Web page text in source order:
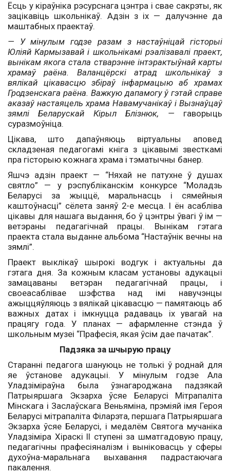
Ёсць у кіраўніка рэсурснага цэнтра і свае сакрэты, як
зацікавіць школьнікаў. Адзін з іх — далучэнне да
маштабных праектаў.
— У мінулым годзе разам з настаўніцай гісторыі
Юліяй Кармызавай і школьнікамі рэалізавалі праект,
вынікам якога стала стварэнне інтэрактыўнай карты
храмаў раёна. Валанцёрскі атрад школьнікаў з
вялікай цікавасцю збіраў інфармацыю аб храмах
Гродзенскага раёна. Важкую дапамогу ў гэтай справе
аказаў настаяцель храма Навамучанікаў і Вызнаўцаў
зямлі Беларускай Кірыл Блізнюк, — гаворыць
суразмоўніца.
Цікава, што дапаўняюць віртуальны аповед
складзеная педагогамі кніга з цікавымі звесткамі
пра гісторыю кожнага храма і тэматычны банер.
Яшчэ адзін праект — “Няхай не патухне ў душах
святло” — у рэспубліканскім конкурсе “Моладзь
Беларусі за жыццё, маральнасць і сямейныя
каштоўнасці” сёлета заняў 2-е месца. І ён асабліва
цікавы для нашага выдання, бо ў цэнтры ўвагі ў ім —
ветэраны педагагічнай працы. Вынікам гэтага
праекта стала выданне альбома “Настаўнік вечны на
зямлі”.
Праект выклікаў шырокі водгук і актуальны да
гэтага дня. За кожным класам установы адукацыі
замацаваны ветэран педагагічнай працы, і
своеасаблівае шэфства над імі навучэнцы
ажыццяўляюць з вялікай цікавасцю — памятаюць аб
важных датах і імкнуцца радаваць іх увагай на
працягу года. У планах — афармленне стэнда ў
школьным музеі “Прафесія, якая ўсім дае пачатак”.
Падзяка за шчырую працу
Старанні педагога шануюць не толькі ў роднай для
яе ўстанове адукацыі. У мінулым годзе Ала
Уладзіміраўна была ўзнагароджана падзякай
Патрыяршага ­Экзарха ­ўсяе Беларусі Мітрапаліта
Мінскага і Заслаўскага Веньяміна, прэміяй імя Героя
Беларусі мітрапаліта Філарэта, першага Патрыяршага
Экзарха ўсяе Беларусі, і медалём Святога мучаніка
Уладзіміра Хіраскі ІІ ступені за шматгадовую працу,
педагагічны прафесіяналізм і выніко­васць у сферы
духоўна-маральнага выхавання падрастаючага
пакалення.